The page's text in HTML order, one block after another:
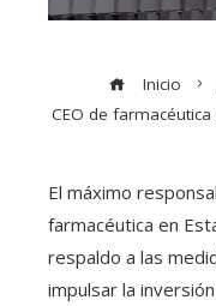
Inicio
CEO de
El máximo
farmacéutica en
respaldo a las
impulsar la